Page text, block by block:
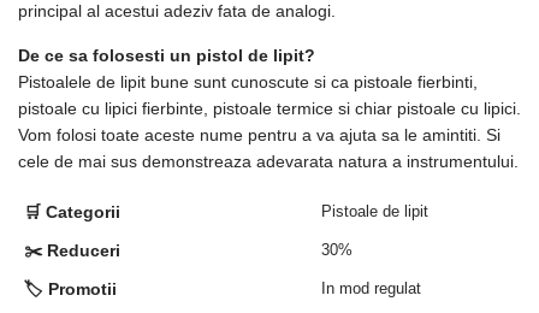
principal al acestui adeziv fata de analogi.
De ce sa folosesti un pistol de lipit?
Pistoalele de lipit bune sunt cunoscute si ca pistoale fierbinti,
pistoale cu lipici fierbinte, pistoale termice si chiar pistoale cu lipici.
Vom folosi toate aceste nume pentru a va ajuta sa le amintiti. Si
cele de mai sus demonstreaza adevarata natura a instrumentului.
🛒 Categorii Pistoale de lipit
✂️ Reduceri 30%
🏷️ Promotii In mod regulat